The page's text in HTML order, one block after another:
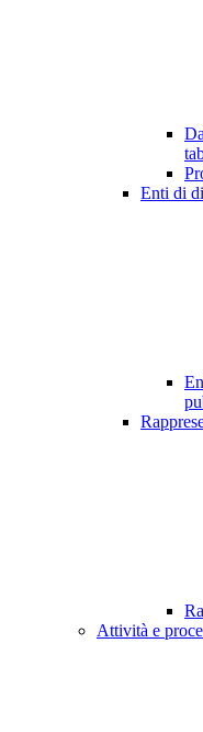
Enti di
Attività e